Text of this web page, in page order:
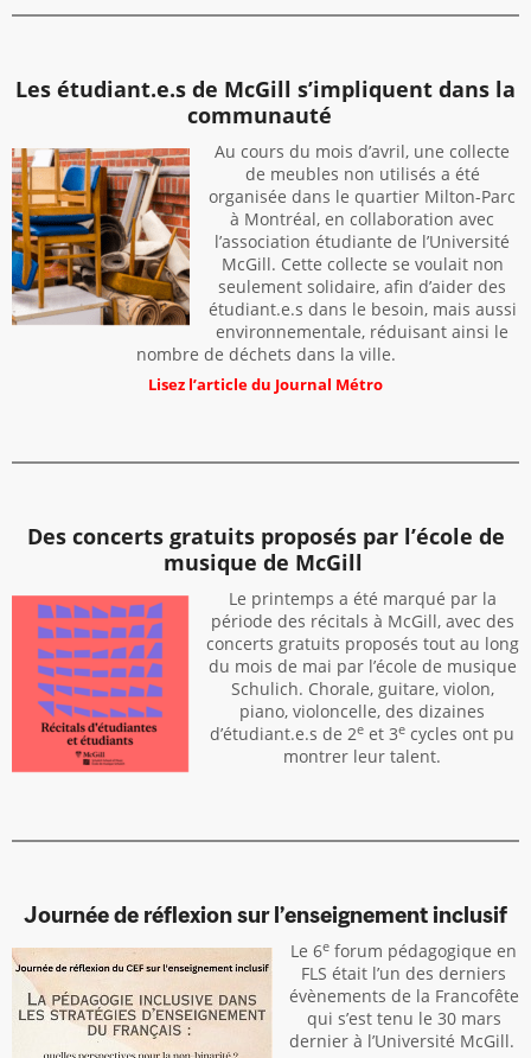
Les étudiant.e.s de McGill s’impliquent dans la
communauté
Au cours du mois d’avril, une collecte
de meubles non utilisés a été
organisée dans le quartier Milton-Parc
à Montréal, en collaboration avec
l’association étudiante de l’Université
McGill. Cette collecte se voulait non
seulement solidaire, afin d’aider des
étudiant.e.s dans le besoin, mais aussi
environnementale, réduisant ainsi le
nombre de déchets dans la ville.
Lisez l’article du Journal Métro
Des concerts gratuits proposés par l’école de
musique de McGill
Le printemps a été marqué par la
période des récitals à McGill, avec des
concerts gratuits proposés tout au long
du mois de mai par l’école de musique
Schulich. Chorale, guitare, violon,
piano, violoncelle, des dizaines
d’étudiant.e.s de 2e et 3e cycles ont pu
montrer leur talent.
Journée de réflexion sur l’enseignement inclusif
Le 6e forum pédagogique en
FLS était l’un des derniers
évènements de la Francofête
qui s’est tenu le 30 mars
dernier à l’Université McGill.